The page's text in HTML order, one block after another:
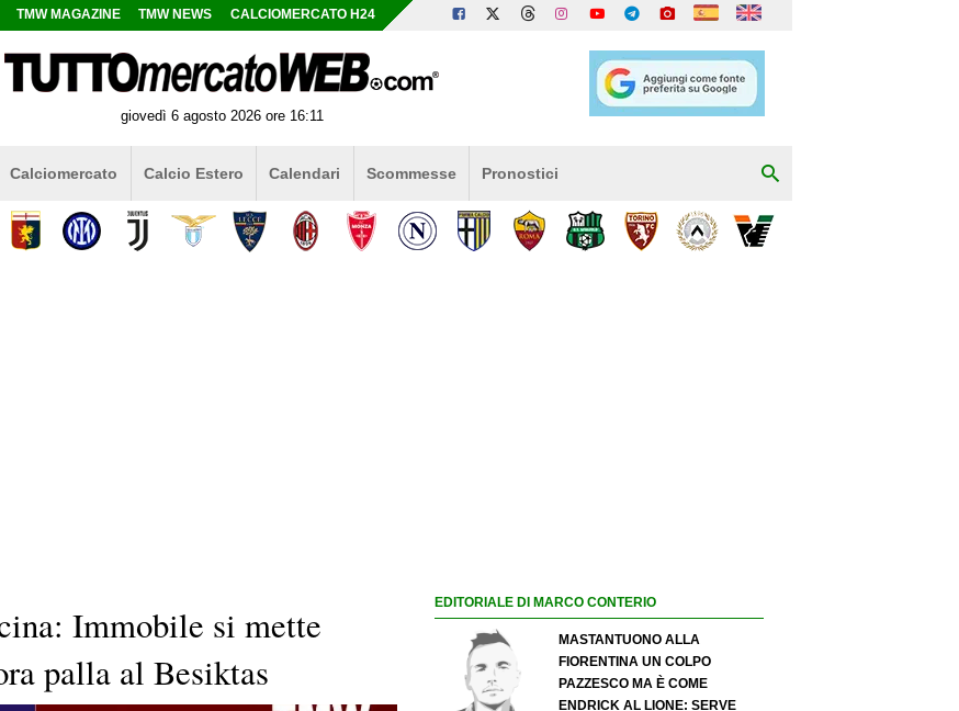
TMW MAGAZINE TMW NEWS CALCIOMERCATO H24
giovedì 6 agosto 2026 ore 16:11
Calciomercato Calcio Estero Calendari Scommesse Pronostici
Immobile si mette
palla al Besiktas
EDITORIALE DI MARCO CONTERIO
MASTANTUONO ALLA
FIORENTINA UN COLPO
PAZZESCO MA È COME
ENDRICK AL LIONE: SERVE